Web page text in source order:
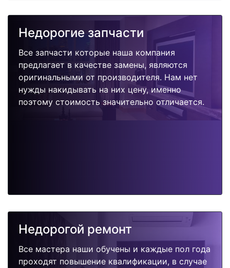
Недорогие запчасти
Все запчасти которые наша компания
предлагает в качестве замены, являются
оригинальными от производителя. Нам нет
нужды накидывать на них цену, именно
поэтому стоимость значительно отличается.
Недорогой ремонт
Все мастера наши обучены и каждые пол года
проходят повышение квалификации, в случае